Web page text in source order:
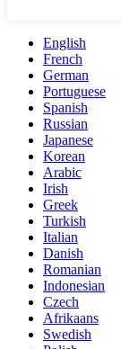
English
French
German
Portuguese
Spanish
Russian
Japanese
Korean
Arabic
Irish
Greek
Turkish
Italian
Danish
Romanian
Indonesian
Czech
Afrikaans
Swedish